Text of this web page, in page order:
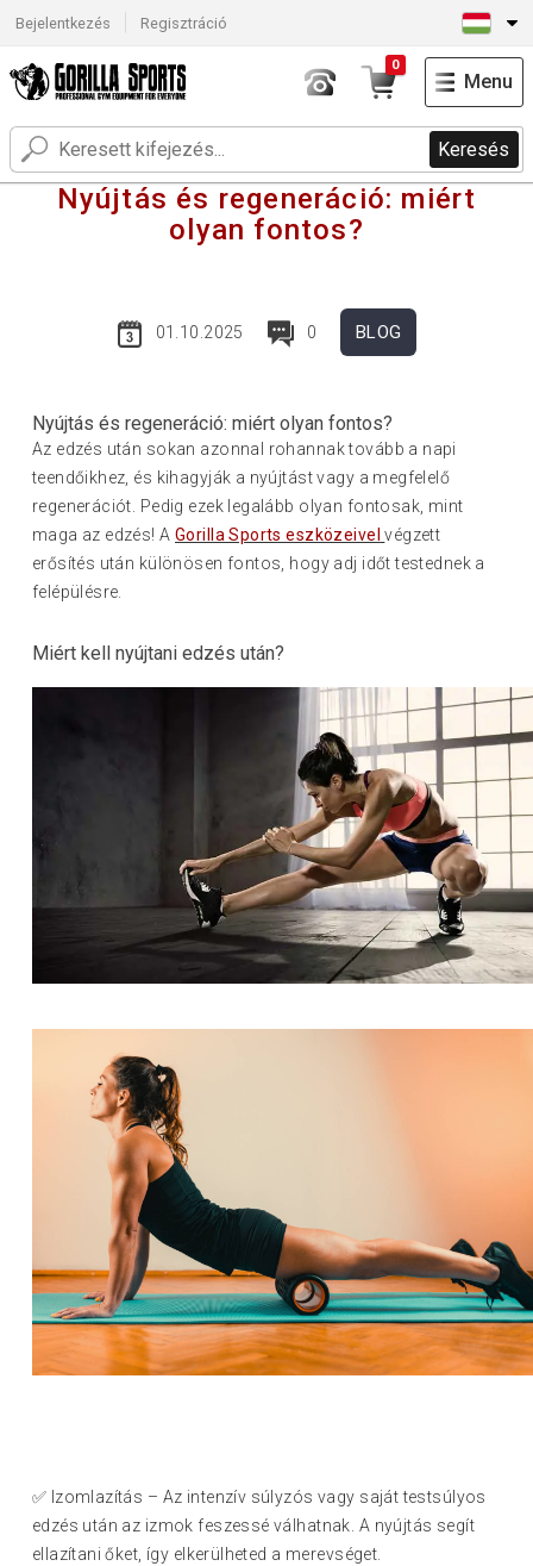
Bejelentkezés Regisztráció
Keresés
0
Menu
Nyújtás és regeneráció: miért
olyan fontos?
01.10.2025 0 BLOG
Nyújtás és regeneráció: miért olyan fontos?
Az edzés után sokan azonnal rohannak tovább a napi
teendőikhez, és kihagyják a nyújtást vagy a megfelelő
regenerációt. Pedig ezek legalább olyan fontosak, mint
maga az edzés! AGorilla Sports eszközeivel végzett
erősítés után különösen fontos, hogy adj időt testednek a
felépülésre.
Miért kell nyújtani edzés után?
✅ Izomlazítás – Az intenzív súlyzós vagy saját testsúlyos
edzés után az izmok feszessé válhatnak. A nyújtás segít
ellazítani őket, így elkerülheted a merevséget.